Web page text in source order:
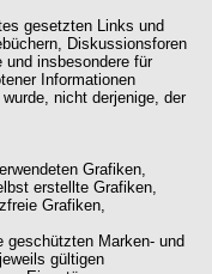
gesetzten Links und
Diskussionsforen
insbesondere für
Informationen
nicht derjenige, der
Grafiken,
erstellte Grafiken,
Grafiken,
geschützten Marken- und
gültigen